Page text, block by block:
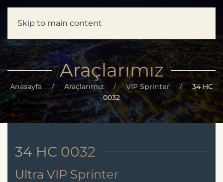
Skip to main content
Araçlarımız
Anasayfa Araçlarımız VIP Sprinter
34 HC
0032
34 HC 0032
Ultra VIP Sprinter